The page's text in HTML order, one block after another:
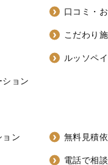
口コミ・
こだわり
ルッソペ
ョン
ョン 無料見積
電話で相